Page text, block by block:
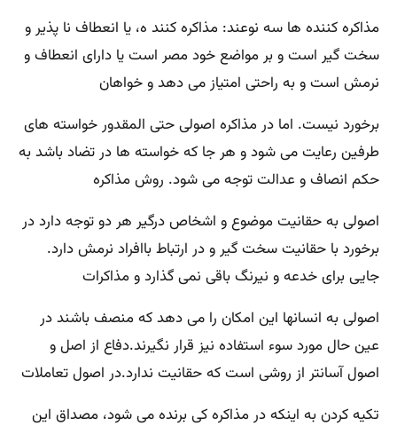
مذاکره کننده ها سه نوعند: مذاکره کنند ه، یا انعطاف نا پذیر و
سخت گیر است و بر مواضع خود مصر است یا دارای انعطاف و
نرمش است و به راحتی امتیاز می دهد و خواهان
برخورد نیست. اما در مذاکره اصولی حتی المقدور خواسته های
طرفین رعایت می شود و هر جا که خواسته ها در تضاد باشد به
حکم انصاف و عدالت توجه می شود. روش مذاکره
اصولی به حقانیت موضوع و اشخاص درگیر هر دو توجه دارد در
برخورد با حقانیت سخت گیر و در ارتباط باافراد نرمش دارد.
جایی برای خدعه و نیرنگ باقی نمی گذارد و مذاکرات
اصولی به انسانها این امکان را می دهد که منصف باشند در
عین حال مورد سوء استفاده نیز قرار نگیرند.دفاع از اصل و
اصول آسانتر از روشی است که حقانیت ندارد.در اصول تعاملات
تکیه کردن به اینکه در مذاکره کی برنده می شود، مصداق این